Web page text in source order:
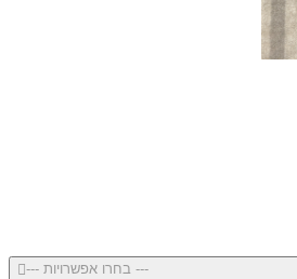
--- בחרו אפשרויות ---